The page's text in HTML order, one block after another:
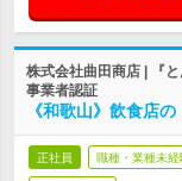
株式会社曲田商店 | 『
事業者認証
《和歌山》飲食店
正社員 職種・業種未経